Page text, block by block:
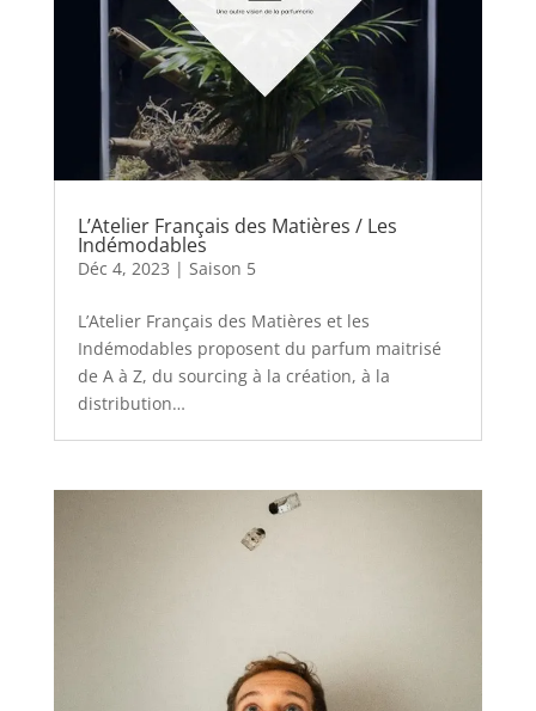
L’Atelier Français des Matières / Les
Indémodables
Déc 4, 2023 | Saison 5
L’Atelier Français des Matières et les
Indémodables proposent du parfum maitrisé
de A à Z, du sourcing à la création, à la
distribution…